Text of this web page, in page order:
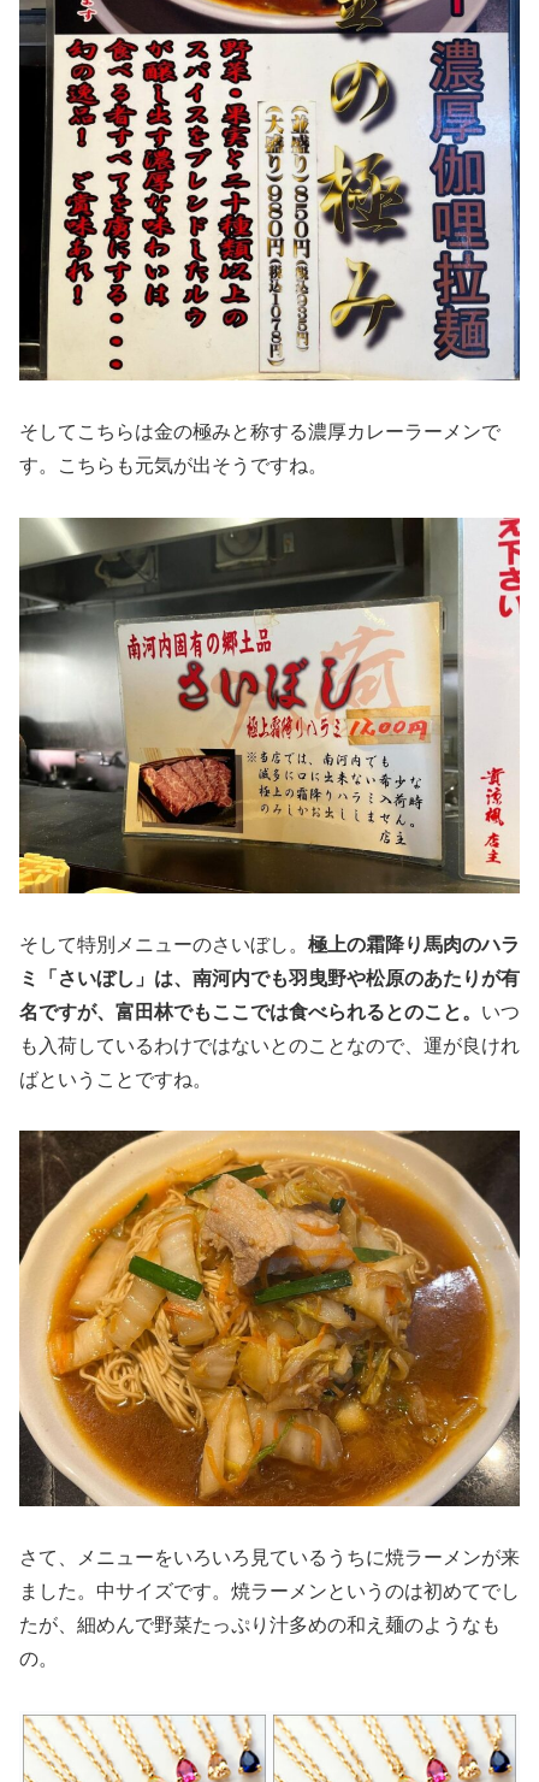
そしてこちらは金の極みと称する濃厚カレーラーメンで
す。こちらも元気が出そうですね。
そして特別メニューのさいぼし。 極上の霜降り馬肉のハラ
ミ「さいぼし」は、南河内でも羽曳野や松原のあたりが有
名ですが、富田林でもここでは食べられるとのこと。 いつ
も入荷しているわけではないとのことなので、運が良けれ
ばということですね。
さて、メニューをいろいろ見ているうちに焼ラーメンが来
ました。中サイズです。焼ラーメンというのは初めてでし
たが、細めんで野菜たっぷり汁多めの和え麺のようなも
の。